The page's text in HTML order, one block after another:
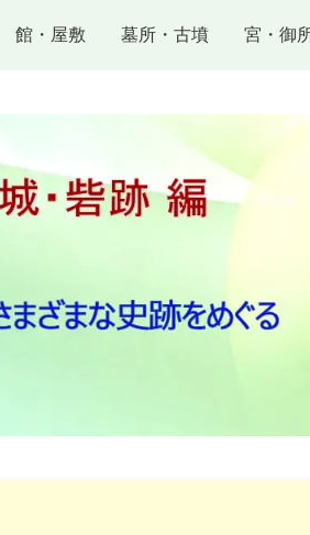
館・屋敷 墓所・古墳 宮・御